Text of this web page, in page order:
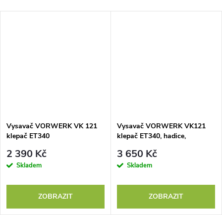
Vysavač VORWERK VK 121
klepač ET340
2 390 Kč
Skladem
ZOBRAZIT
Vysavač VORWERK VK121
klepač ET340, hadice,
sáčky, vůně
3 650 Kč
Skladem
ZOBRAZIT